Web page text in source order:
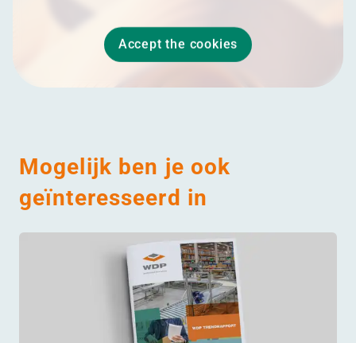
Accept the cookies
Mogelijk ben je ook
geïnteresseerd in